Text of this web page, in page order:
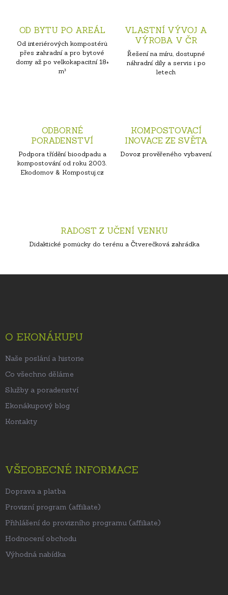
OD BYTU PO AREÁL
Od interiérových kompostérů
přes zahradní a pro bytové
domy až po velkokapacitní 18+
m³
VLASTNÍ VÝVOJ A
VÝROBA V ČR
Řešení na míru, dostupné
náhradní díly a servis i po
letech
ODBORNÉ
PORADENSTVÍ
Podpora třídění bioodpadu a
kompostování od roku 2003.
Ekodomov & Kompostuj.cz
KOMPOSTOVACÍ
INOVACE ZE SVĚTA
Dovoz prověřeného vybavení.
RADOST Z UČENÍ VENKU
Didaktické pomůcky do terénu a Čtverečková zahrádka
O EKONÁKUPU
Naše poslání a historie
Co všechno děláme
Služby a poradenství
Ekonákupový blog
Kontakty
VŠEOBECNÉ INFORMACE
Doprava a platba
Provizní program (affiliate)
Přihlášení do provizního programu (affiliate)
Hodnocení obchodu
Výhodná nabídka